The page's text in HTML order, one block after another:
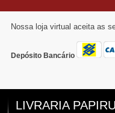
Nossa loja virtual aceita as
Depósito Bancário
LIVRARIA